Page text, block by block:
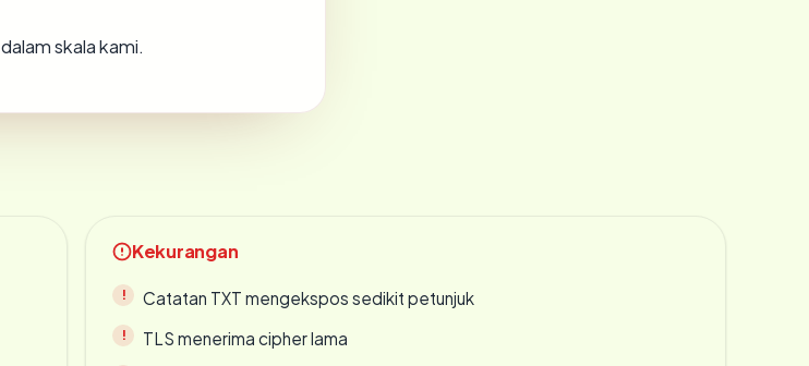
dalam skala kami.
Kekurangan
Catatan TXT mengekspos sedikit petunjuk
TLS menerima cipher lama